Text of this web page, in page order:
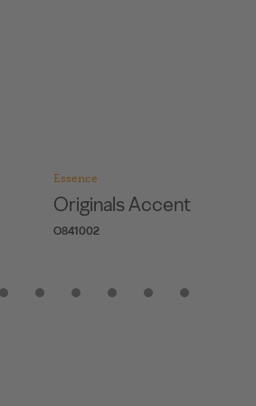
Essence
Originals Character
O822002